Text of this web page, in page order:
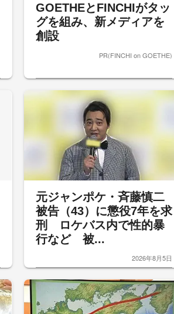
GOETHEとFINCHIがタッ
グを組み、新メディアを
創設
PR(FINCHI on GOETHE)
元ジャンポケ・斉藤慎二
被告（43）に懲役7年を求
刑 ロケバス内で性的暴
行など 被...
2026年8月5日